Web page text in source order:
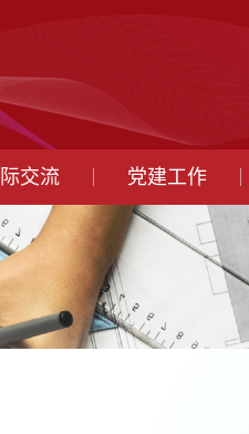
交流 党建工作